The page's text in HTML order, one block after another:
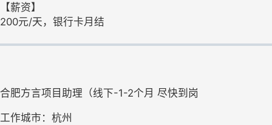
【薪资】
200元/天，银行卡月结
合肥方言项目助理（线下-1-2个月 尽快到岗
工作城市：杭州